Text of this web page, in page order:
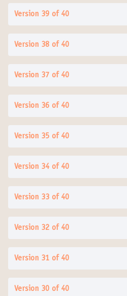
Version 39 of 40
Version 38 of 40
Version 37 of 40
Version 36 of 40
Version 35 of 40
Version 34 of 40
Version 33 of 40
Version 32 of 40
Version 31 of 40
Version 30 of 40